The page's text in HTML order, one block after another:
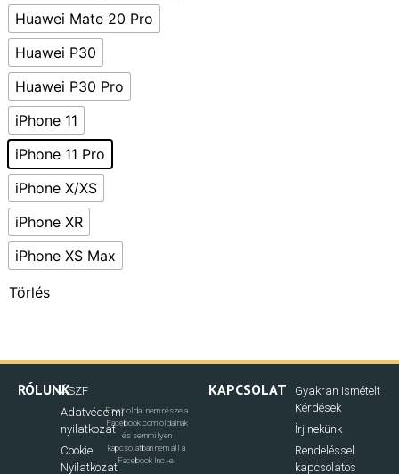
Huawei Mate 20 Pro
Huawei P30
Huawei P30 Pro
iPhone 11
iPhone 11 Pro
iPhone X/XS
iPhone XR
iPhone XS Max
Törlés
RÓLUNKÁSZF
Adatvédelmi
nyilatkozat
Cookie
Nyilatkozat
Ez az oldal nem része a
Facebook.com oldalnak
és semmilyen
kapcsolatban nem áll a
Facebook Inc.-el
KAPCSOLAT
Gyakran Ismételt
Kérdések
Írj nekünk
Rendeléssel
kapcsolatos